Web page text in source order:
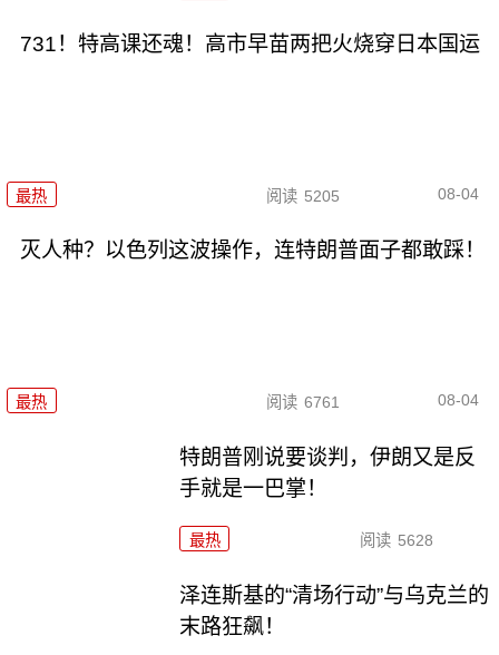
731！特高课还魂！高市早苗两把火烧穿日本国运
最热 阅读 5205 08-04
灭人种？以色列这波操作，连特朗普面子都敢踩！
最热 阅读 6761 08-04
特朗普刚说要谈判，伊朗又是反
手就是一巴掌！
最热 阅读 5628
泽连斯基的“清场行动”与乌克兰的
末路狂飙！